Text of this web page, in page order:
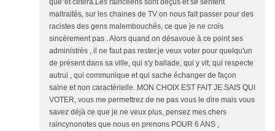
maltraités, sur les chaines de TV on nous fait passer pour des
racistes des gens malembouchés, ce que je ne crois
sincèrement pas . Alors quand on désavoue à ce point ses
administrés , il ne faut pas rester.je veux voter pour quelqu'un
de présent dans sa ville, qui s'y ballade, qui y vit, qui respecte
autrui , qui communique et qui sache échanger de façon
saine et non caractérielle. MON CHOIX EST FAIT JE SAIS QUI
VOTER, vous me permettrez de ne pas vous le dire mais vous
savez déjà ce que je ne veux plus, pensez mes chers
raincynonotes que nous en prenons POUR 6 ANS ,